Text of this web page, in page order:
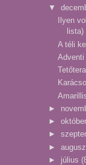
▼
Ilyen
lista)
A téli
Adventi
►
► október
►
►
► július